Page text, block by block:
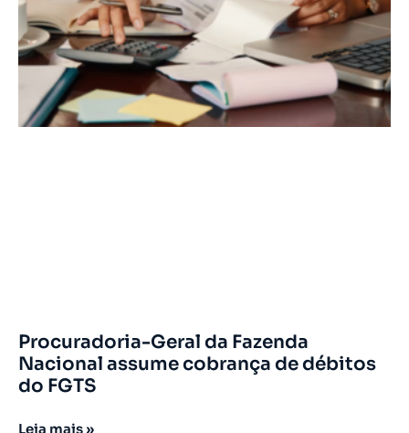
Procuradoria-Geral da Fazenda
Nacional assume cobrança de débitos
do FGTS
Leia mais »